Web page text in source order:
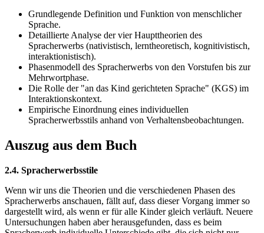
Grundlegende Definition und Funktion von menschlicher
Sprache.
Detaillierte Analyse der vier Haupttheorien des
Spracherwerbs (nativistisch, lerntheoretisch, kognitivistisch,
interaktionistisch).
Phasenmodell des Spracherwerbs von den Vorstufen bis zur
Mehrwortphase.
Die Rolle der "an das Kind gerichteten Sprache" (KGS) im
Interaktionskontext.
Empirische Einordnung eines individuellen
Spracherwerbsstils anhand von Verhaltensbeobachtungen.
Auszug aus dem Buch
2.4. Spracherwerbsstile
Wenn wir uns die Theorien und die verschiedenen Phasen des
Spracherwerbs anschauen, fällt auf, dass dieser Vorgang immer so
dargestellt wird, als wenn er für alle Kinder gleich verläuft. Neuere
Untersuchungen haben aber herausgefunden, dass es beim